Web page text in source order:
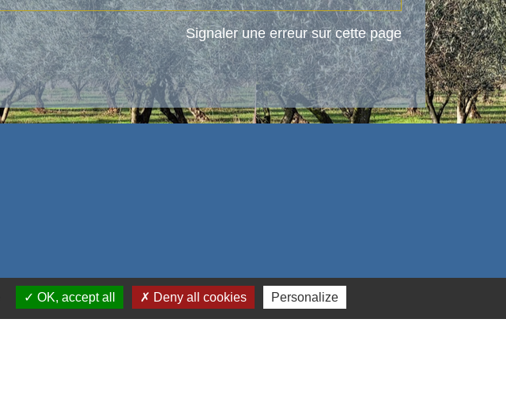
Signaler une erreur sur cette page
OK, accept all Deny all cookies Personalize